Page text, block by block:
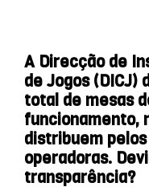
A Direcção de
de Jogos (DICJ)
total de mesas
funcionamento,
distribuem
operadoras.
transparência?